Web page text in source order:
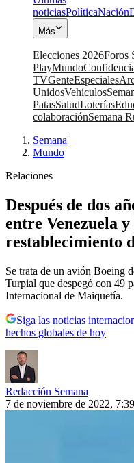
noticiasPolíticaNación
Más
Elecciones 2026Foros
PlayMundo
TVGenteEspeciales
UnidosVehículos
PatasSaludLoterías
colaboraciónSemana
Semana|
Mundo
Relaciones
Después de dos
entre Venezuela
restablecimiento
Se trata de un avión Boeing
Turpial que despegó con 49
Internacional de Maiquetía.
Siga las noticias
hechos globales de hoy
Redacción Semana
7 de noviembre de 2022,